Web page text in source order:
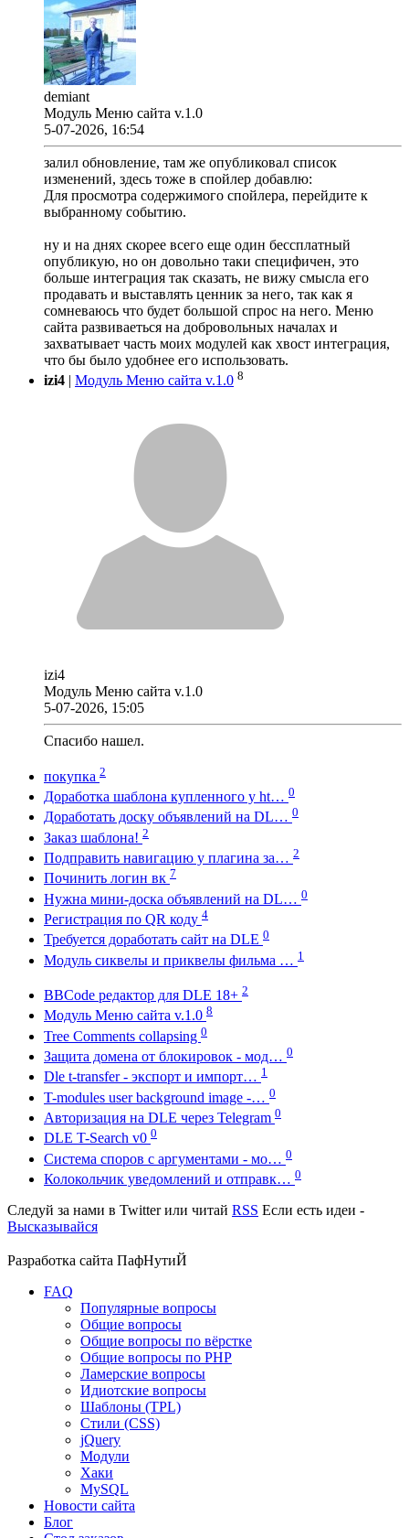
demiant
Модуль Меню сайта v.1.0
5-07-2026, 16:54
залил обновление, там же опубликовал список
изменений, здесь тоже в спойлер добавлю:
Для просмотра содержимого спойлера, перейдите к
выбранному событию.
ну и на днях скорее всего еще один бессплатный
опубликую, но он довольно таки специфичен, это
больше интеграция так сказать, не вижу смысла его
продавать и выставлять ценник за него, так как я
сомневаюсь что будет большой спрос на него. Меню
сайта развиваеться на добровольных началах и
захватывает часть моих модулей как хвост интеграция,
что бы было удобнее его использовать.
izi4 | Модуль Меню сайта v.1.0 8
izi4
Модуль Меню сайта v.1.0
5-07-2026, 15:05
Спасибо нашел.
покупка 2
Доработка шаблона купленного у ht… 0
Доработать доску объявлений на DL… 0
Заказ шаблона! 2
Подправить навигацию у плагина за… 2
Починить логин вк 7
Нужна мини-доска объявлений на DL… 0
Регистрация по QR коду 4
Требуется доработать сайт на DLE 0
Модуль сиквелы и приквелы фильма … 1
BBCode редактор для DLE 18+ 2
Модуль Меню сайта v.1.0 8
Tree Comments collapsing 0
Защита домена от блокировок - мод… 0
Dle t-transfer - экспорт и импорт… 1
T-modules user background image -… 0
Авторизация на DLE через Telegram 0
DLE T-Search v0 0
Система споров с аргументами - мо… 0
Колокольчик уведомлений и отправк… 0
Следуй за нами в Twitterили читай RSS Если есть идеи -
Высказывайся
Разработка сайта ПафНутиЙ
FAQ
Популярные вопросы
Общие вопросы
Общие вопросы по вёрстке
Общие вопросы по PHP
Ламерские вопросы
Идиотские вопросы
Шаблоны (TPL)
Стили (CSS)
jQuery
Модули
Хаки
MySQL
Новости сайта
Блог